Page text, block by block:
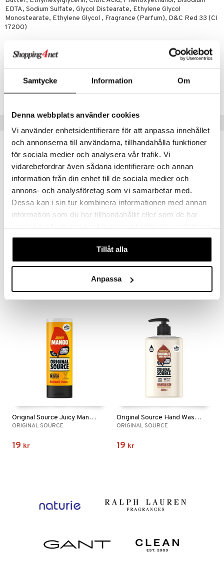
Samtycke Information Om
Denna webbplats använder cookies
Vi använder enhetsidentifierare för att anpassa innehållet
och annonserna till användarna, tillhandahålla funktioner
för sociala medier och analysera vår trafik. Vi
vidarebefordrar även sådana identifierare och annan
information från din enhet till de sociala medier och
annons- och analysföretag som vi samarbetar med.
Dessa kan i sin tur kombinera informationen med annan
information som du har tillhandahållit eller som de har
våra cookies vid fortsatt användande av vår webbplats.
Tillåt alla
Anpassa
EDTA, Sodium Sulfate, Glycol Distearate, Ethylene Glycol
Monostearate, Ethylene Glycol , Fragrance (Parfum), D&C Red 33 (CI
17200)
Artikelnr
Lägsta pris senaste 30 dagarna: 99 kr
19 kr
Original Source Juicy Mango Shower
ORIGINAL SOURCE
19 kr
Original Source Hand Wash Coconut & Shea Butter
ORIGINAL SOURCE
19 kr